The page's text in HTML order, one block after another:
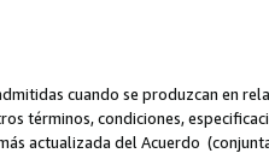
cuando se produzcan en
términos, condiciones,
actualizada del Acuerdo